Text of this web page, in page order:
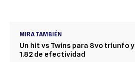
MIRA TAMBIÉN
Un hit vs Twins para 8vo triunfo y
1.82 de efectividad